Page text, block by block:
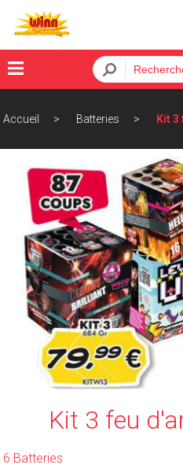
BATTERIES
FUSÉES
PÈTARDS
ORDRE
CONTACT
Accueil Batteries Kit
Kit 3 feu
6 Batteries